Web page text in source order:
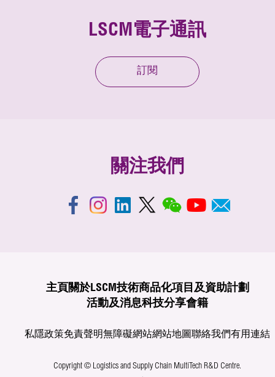
LSCM電子通訊
訂閱
關注我們
主頁 關於LSCM技術商品化項目及資助計劃
活動及消息科技分享會籍
私隱政策免責聲明無障礙網站網站地圖聯絡我們有用連結
Copyright © Logistics and Supply Chain MultiTech R&D Centre.